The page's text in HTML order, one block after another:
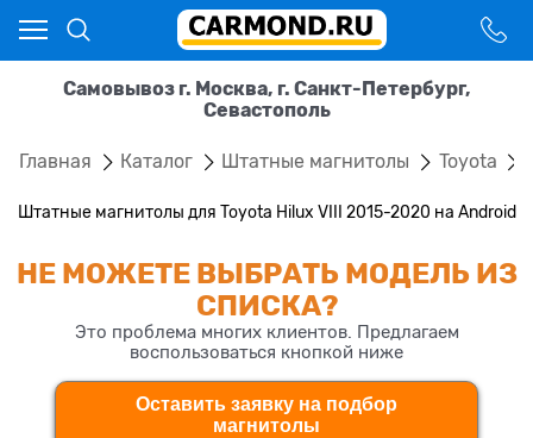
Самовывоз г. Москва, г. Санкт-Петербург,
Севастополь
Главная Каталог Штатные магнитолы Toyota
Штатные магнитолы для Toyota Hilux VIII 2015-2020 на Android
НЕ МОЖЕТЕ ВЫБРАТЬ МОДЕЛЬ ИЗ
СПИСКА?
Это проблема многих клиентов. Предлагаем
воспользоваться кнопкой ниже
Оставить заявку на подбор
магнитолы